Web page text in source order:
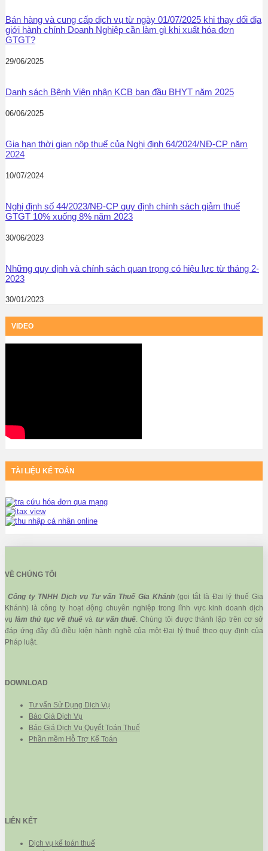
Bán hàng và cung cấp dịch vụ từ ngày 01/07/2025 khi thay đổi địa
giới hành chính Doanh Nghiệp cần làm gì khi xuất hóa đơn
GTGT?
29/06/2025
Danh sách Bệnh Viện nhận KCB ban đầu BHYT năm 2025
06/06/2025
Gia hạn thời gian nộp thuế của Nghị định 64/2024/NĐ-CP năm
2024
10/07/2024
Nghị định số 44/2023/NĐ-CP quy định chính sách giảm thuế
GTGT 10% xuống 8% năm 2023
30/06/2023
Những quy định và chính sách quan trọng có hiệu lực từ tháng 2-
2023
30/01/2023
VIDEO
TÀI LIỆU KẾ TOÁN
VỀ CHÚNG TÔI
Công ty TNHH Dịch vụ Tư vấn Thuế Gia Khánh(gọi tắt là Đại lý thuế Gia
Khánh) là công ty hoạt động chuyên nghiệp trong lĩnh vực kinh doanh dịch
vụlàm thủ tục về thuế và tư vấn thuế. Chúng tôi được thành lập trên cơ sở
đáp ứng đầy đủ điều kiện hành nghề của một Đại lý thuế theo quy định của
Pháp luật.
DOWNLOAD
Tư vấn Sử Dụng Dịch Vụ
Báo Giá Dịch Vụ
Báo Giá Dịch Vụ Quyết Toán Thuế
Phần mềm Hỗ Trợ Kế Toán
LIÊN KẾT
Dịch vụ kế toán thuế